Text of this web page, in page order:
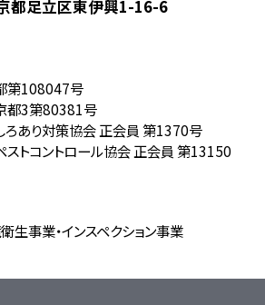
足立区東伊興1-16-6
第108047号
都3第80381号
あり対策協会 正会員 第1370号
トコントロール協会 正会員 第13150
生事業・インスペクション事業